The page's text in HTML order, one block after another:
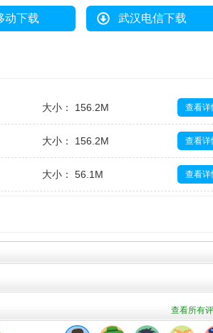
动下载 武汉电信下载
大小： 156.2M 查看详
大小： 156.2M 查看详
大小： 56.1M 查看详
大小： 495.0M 查看详
查看所有